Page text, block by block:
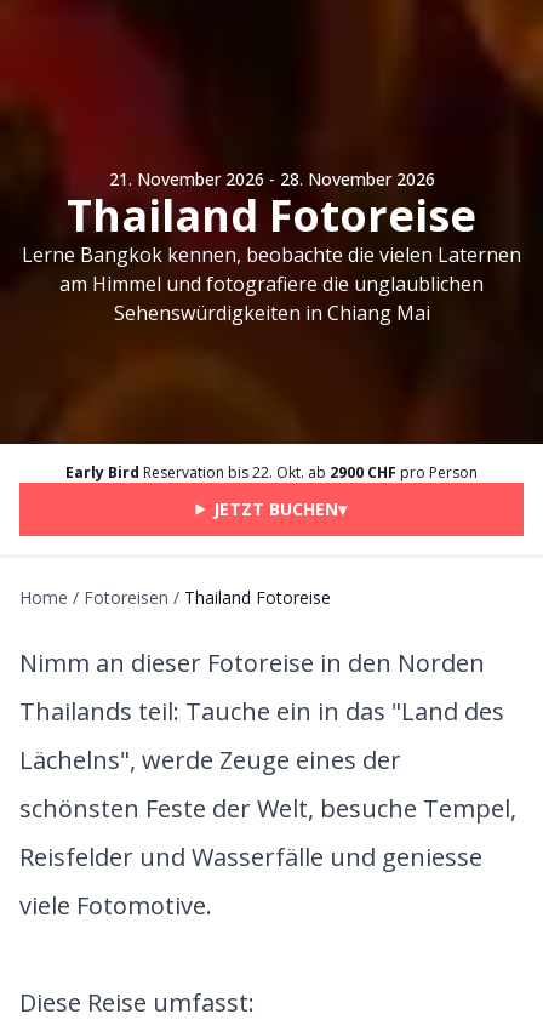
21. November 2026 - 28. November 2026
Thailand Fotoreise
Lerne Bangkok kennen, beobachte die vielen Laternen
am Himmel und fotografiere die unglaublichen
Sehenswürdigkeiten in Chiang Mai
Early Bird Reservation bis22. Okt. ab 2900 CHF pro Person
JETZT BUCHEN▾
Home / Fotoreisen / Thailand Fotoreise
Nimm an dieser Fotoreise in den Norden
Thailands teil: Tauche ein in das "Land des
Lächelns", werde Zeuge eines der
schönsten Feste der Welt, besuche Tempel,
Reisfelder und Wasserfälle und geniesse
viele Fotomotive.
Diese Reise umfasst: